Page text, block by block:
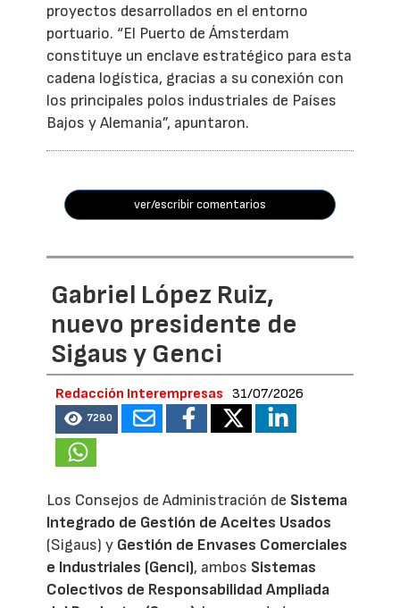
proyectos desarrollados en el entorno
portuario. “El Puerto de Ámsterdam
constituye un enclave estratégico para esta
cadena logística, gracias a su conexión con
los principales polos industriales de Países
Bajos y Alemania”, apuntaron.
ver/escribir comentarios
Gabriel López Ruiz,
nuevo presidente de
Sigaus y Genci
Redacción Interempresas 31/07/2026
7280
Los Consejos de Administración de Sistema
Integrado de Gestión de Aceites Usados
(Sigaus) y Gestión de Envases Comerciales
e Industriales (Genci), ambos Sistemas
Colectivos de Responsabilidad Ampliada